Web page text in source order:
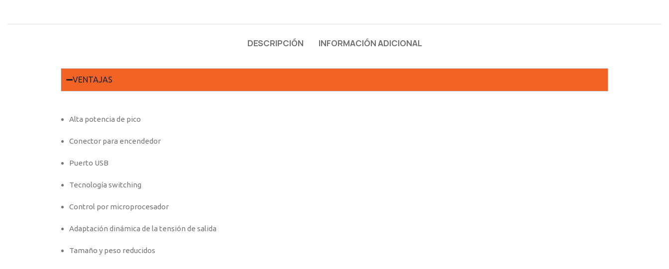
DESCRIPCIÓN INFORMACIÓN ADICIONAL
VENTAJAS
Alta potencia de pico
Conector para encendedor
Puerto USB
Tecnología switching
Control por microprocesador
Adaptación dinámica de la tensión de salida
Tamaño y peso reducidos